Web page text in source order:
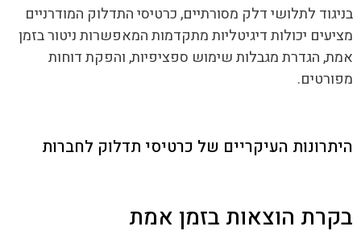
בניגוד לתלושי דלק מסורתיים, כרטיסי התדלוק המודרניים
מציעים יכולות דיגיטליות מתקדמות המאפשרות ניטור בזמן
אמת, הגדרת מגבלות שימוש ספציפיות, והפקת דוחות
מפורטים.
היתרונות העיקריים של כרטיסי תדלוק לחברות
בקרת הוצאות בזמן אמת